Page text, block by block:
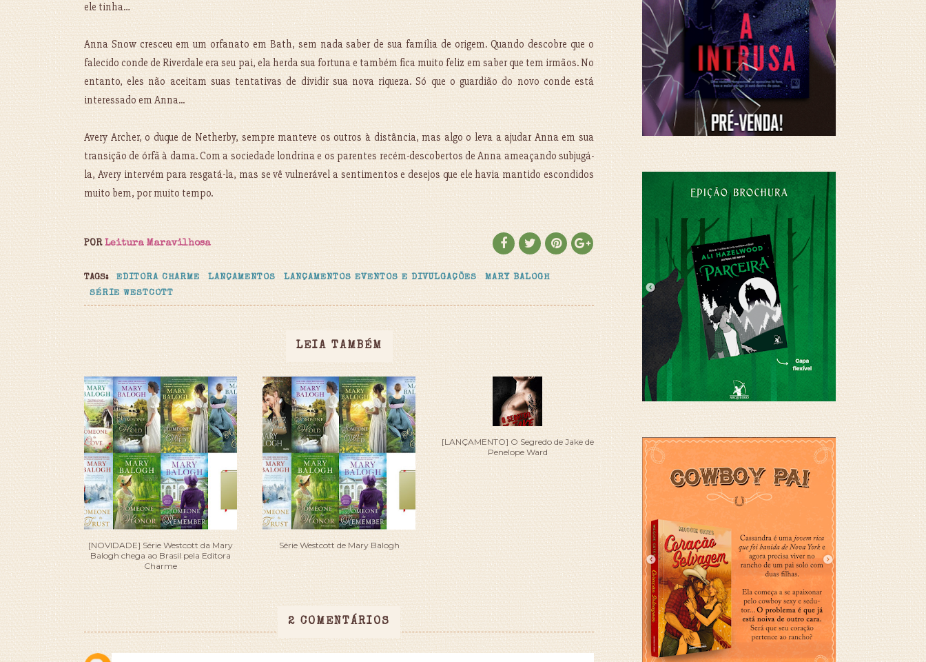
ele tinha…
Anna Snow cresceu em um orfanato em Bath, sem nada saber de sua família de origem. Quando descobre que o
falecido conde de Riverdale era seu pai, ela herda sua fortuna e também fica muito feliz em saber que tem irmãos. No
entanto, eles não aceitam suas tentativas de dividir sua nova riqueza. Só que o guardião do novo conde está
interessado em Anna...
Avery Archer, o duque de Netherby, sempre manteve os outros à distância, mas algo o leva a ajudar Anna em sua
transição de órfã à dama. Com a sociedade londrina e os parentes recém-descobertos de Anna ameaçando subjugá-
la, Avery intervém para resgatá-la, mas se vê vulnerável a sentimentos e desejos que ele havia mantido escondidos
muito bem, por muito tempo.
PORLeitura Maravilhosa
TAGS: EDITORA CHARME LANÇAMENTOS LANÇAMENTOS EVENTOS E DIVULGAÇÕES
MARY BALOGH
SÉRIE WESTCOTT
LEIA TAMBÉM
[NOVIDADE] Série Westcott da Mary
Balogh chega ao Brasil pela Editora
Charme
Série Westcott de Mary Balogh
[LANÇAMENTO] O Segredo de Jake de
Penelope Ward
2 COMENTÁRIOS